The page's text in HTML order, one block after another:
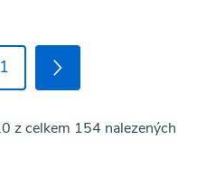
1
z celkem 154 nalezených